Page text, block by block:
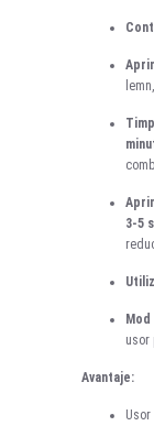
3-5
usor
Avantaje: